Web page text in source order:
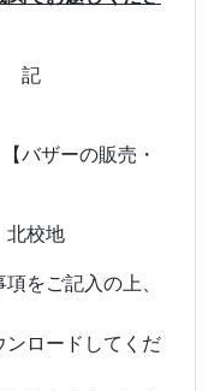
記
ザーの販売・
北校地
をご記入の上、
ードしてくだ